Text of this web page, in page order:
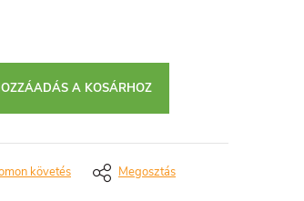
A KOSÁRHOZ
követés Megosztás